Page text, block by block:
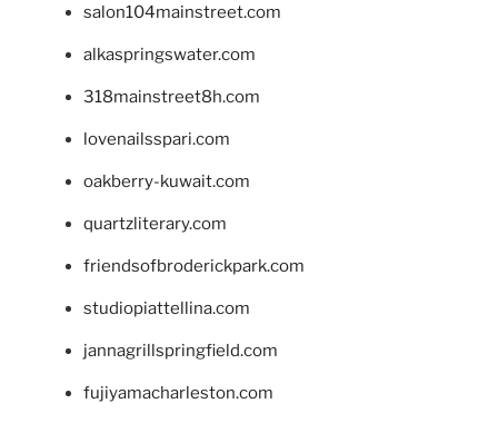
salon104mainstreet.com
alkaspringswater.com
318mainstreet8h.com
lovenailsspari.com
oakberry-kuwait.com
quartzliterary.com
friendsofbroderickpark.com
studiopiattellina.com
jannagrillspringfield.com
fujiyamacharleston.com